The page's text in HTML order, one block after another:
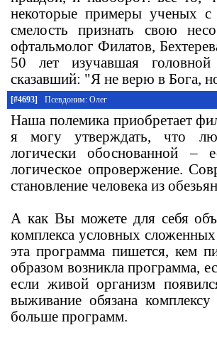
некоторые примеры ученых
смелость признать свою
офтальмолог Филатов,
50 лет изучавшая
сказавший: "Я не верю в Бога,
[#4693] Псевдоним: Олег
Наша полемика приобретает
я могу утверждать, что
логически обоснованной –
логическое опровержение.
становление человека из
А как Вы можете для себя
комплекса условных
эта программа пишется, кем
образом возникла программа,
если живой организм
выживание обязана
больше программ.